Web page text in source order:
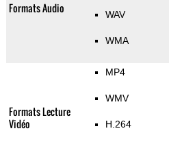
Formats Audio WAV
WMA
Formats Lecture
Vidéo
MP4
WMV
H.264